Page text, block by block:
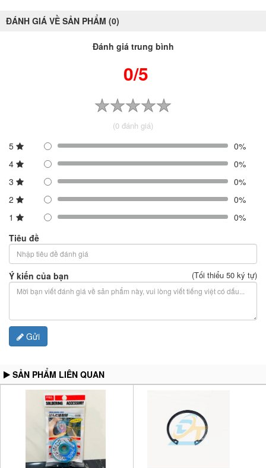
ĐÁNH GIÁ VỀ SẢN PHẨM (0)
Đánh giá trung bình
0/5
(0 đánh giá)
5
0%
4
0%
3
0%
2
0%
1
0%
Tiêu đề
Ý kiến của bạn (Tối thiểu 50 ký tự)
Gửi
SẢN PHẨM LIÊN QUAN